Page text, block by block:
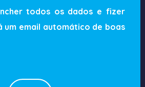
todos os dados e fizer
um email automático de boas